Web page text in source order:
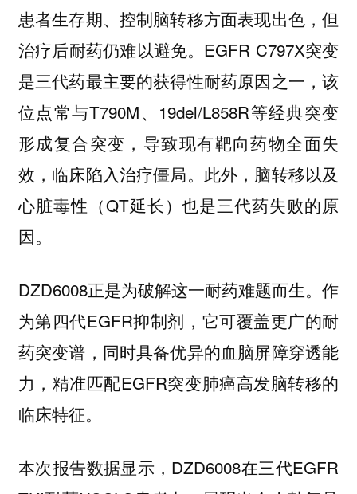
患者生存期、控制脑转移方面表现出色，但
治疗后耐药仍难以避免。EGFR C797X突变
是三代药最主要的获得性耐药原因之一，该
位点常与T790M、19del/L858R等经典突变
形成复合突变，导致现有靶向药物全面失
效，临床陷入治疗僵局。此外，脑转移以及
心脏毒性（QT延长）也是三代药失败的原
因。
DZD6008正是为破解这一耐药难题而生。作
为第四代EGFR抑制剂，它可覆盖更广的耐
药突变谱，同时具备优异的血脑屏障穿透能
力，精准匹配EGFR突变肺癌高发脑转移的
临床特征。
本次报告数据显示，DZD6008在三代EGFR